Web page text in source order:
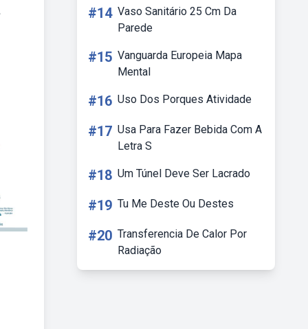
#14 Vaso Sanitário 25 Cm Da
Parede
#15 Vanguarda Europeia Mapa
Mental
#16 Uso Dos Porques Atividade
#17 Usa Para Fazer Bebida Com A
Letra S
#18 Um Túnel Deve Ser Lacrado
#19 Tu Me Deste Ou Destes
#20 Transferencia De Calor Por
Radiação